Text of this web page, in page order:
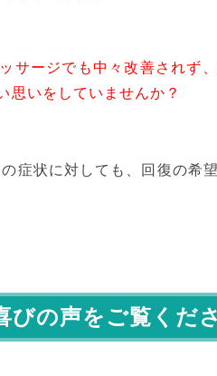
サージでも中々改善されず
思いをしていませんか？
症状に対しても、回復の希
びの声をご覧くだ